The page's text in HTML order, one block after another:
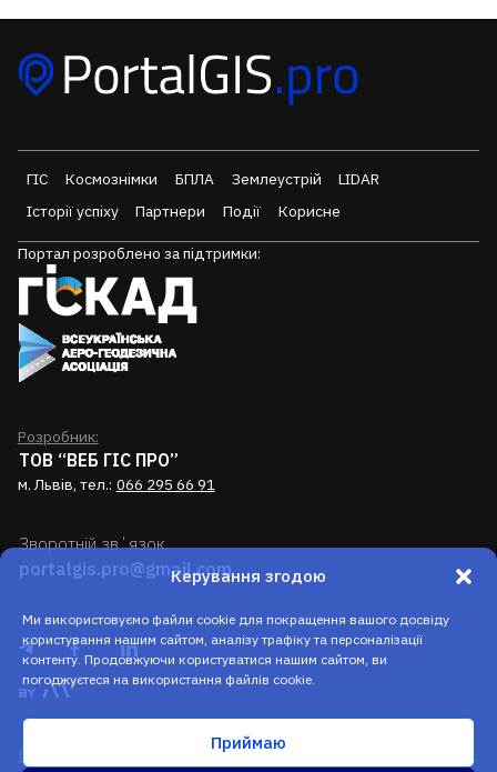
Керування згодою
Ми використовуємо файли cookie для покращення вашого досвіду
користування нашим сайтом, аналізу трафіку та персоналізації
контенту. Продовжуючи користуватися нашим сайтом, ви
погоджуєтеся на використання файлів cookie.
Приймаю
ГІС Космознімки БПЛА Землеустрій
LIDAR
Історії успіху
Партнери Події Корисне
Портал розроблено за підтримки:
Розробник:
ТОВ “ВЕБ ГІС ПРО”
м. Львів, тел.: 066 295 66 91
Зворотній звʼязок
portalgis.pro@gmail.com
Політика конфеденційності